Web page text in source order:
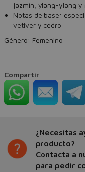
jazmín, ylang-ylang y
Notas de base:
vetiver y cedro
Género: Femenino
Compartir
¿Necesitas
producto?
Contacta a
para pedir